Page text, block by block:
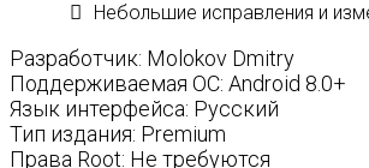
Небольшие исправления и
Разработчик: Molokov Dmitry
Поддерживаемая ОС: Android 8.0+
Язык интерфейса: Русский
Тип издания: Premium
Права Root: Не требуются